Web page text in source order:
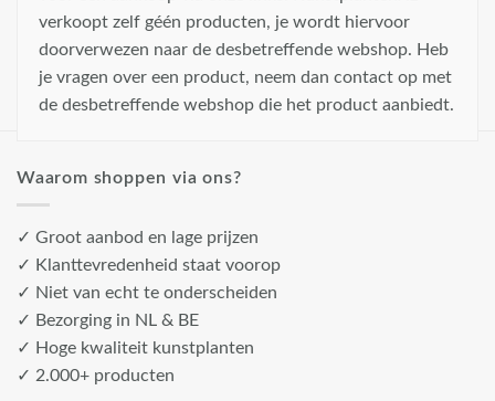
verkoopt zelf géén producten, je wordt hiervoor
doorverwezen naar de desbetreffende webshop. Heb
je vragen over een product, neem dan contact op met
de desbetreffende webshop die het product aanbiedt.
Waarom shoppen via ons?
✓ Groot aanbod en lage prijzen
✓ Klanttevredenheid staat voorop
✓ Niet van echt te onderscheiden
✓ Bezorging in NL & BE
✓ Hoge kwaliteit kunstplanten
✓ 2.000+ producten